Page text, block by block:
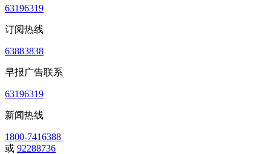
63196319
订阅热线
63883838
早报广告联系
63196319
新闻热线
1800-7416388
或 92288736